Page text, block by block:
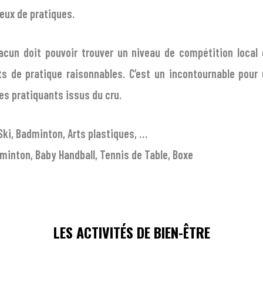
de pratiques.
doit pouvoir trouver un niveau de compétition
pratique raisonnables. C’est un incontournable pour
pratiquants issus du cru.
Badminton, Arts plastiques, …
Baby Handball, Tennis de Table, Boxe
LES ACTIVITÉS DE BIEN-ÊTRE